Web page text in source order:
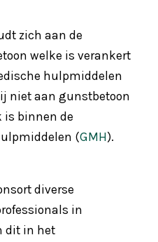
zich aan de
welke is verankert
hulpmiddelen
niet aan gunstbetoon
is binnen de
(GMH).
diverse
in
dit in het